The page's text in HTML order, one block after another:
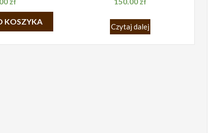
KOSZYKA
Czytaj dalej